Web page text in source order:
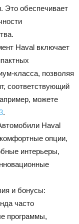
Это обеспечивает
Haval включает
класса, позволяя
соответствующий
можете
.
Haval
опции,
интерьеры,
и бонусы:
часто
программы,